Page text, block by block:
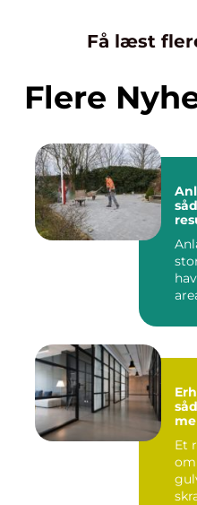
Få læst
Flere
Et